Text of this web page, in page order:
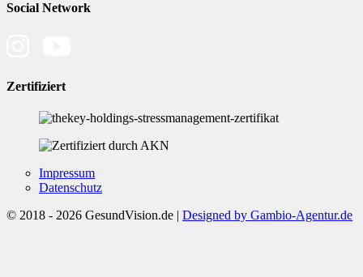
Social Network
Zertifiziert
Impressum
Datenschutz
© 2018 - 2026 GesundVision.de | Designed by Gambio-Agentur.de